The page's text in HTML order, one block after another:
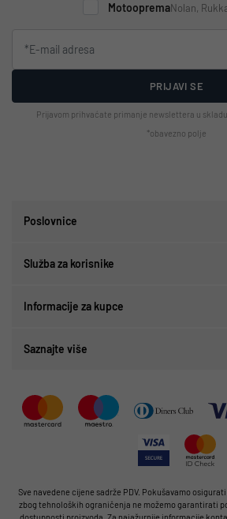
MotoopremaNolan,
PRIJAVI SE
Prijavom prihvaćate primanje newslettera u
*obavezno polje
Poslovnice
Služba za korisnike
Informacije za kupce
Saznajte više
Sve navedene cijene sadrže PDV. Pokušavamo
zbog tehnoloških ograničenja ne možemo garantirati